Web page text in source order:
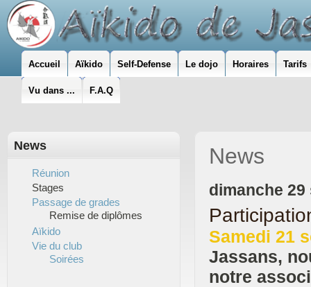
Accueil Aïkido Self-Defense Le dojo Horaires Tarifs
Vu dans ... F.A.Q
News
Réunion
Stages
Passage de grades
Remise de diplômes
Aïkido
Vie du club
Soirées
News
dimanche 29
Samedi 21
Jassans,
notre